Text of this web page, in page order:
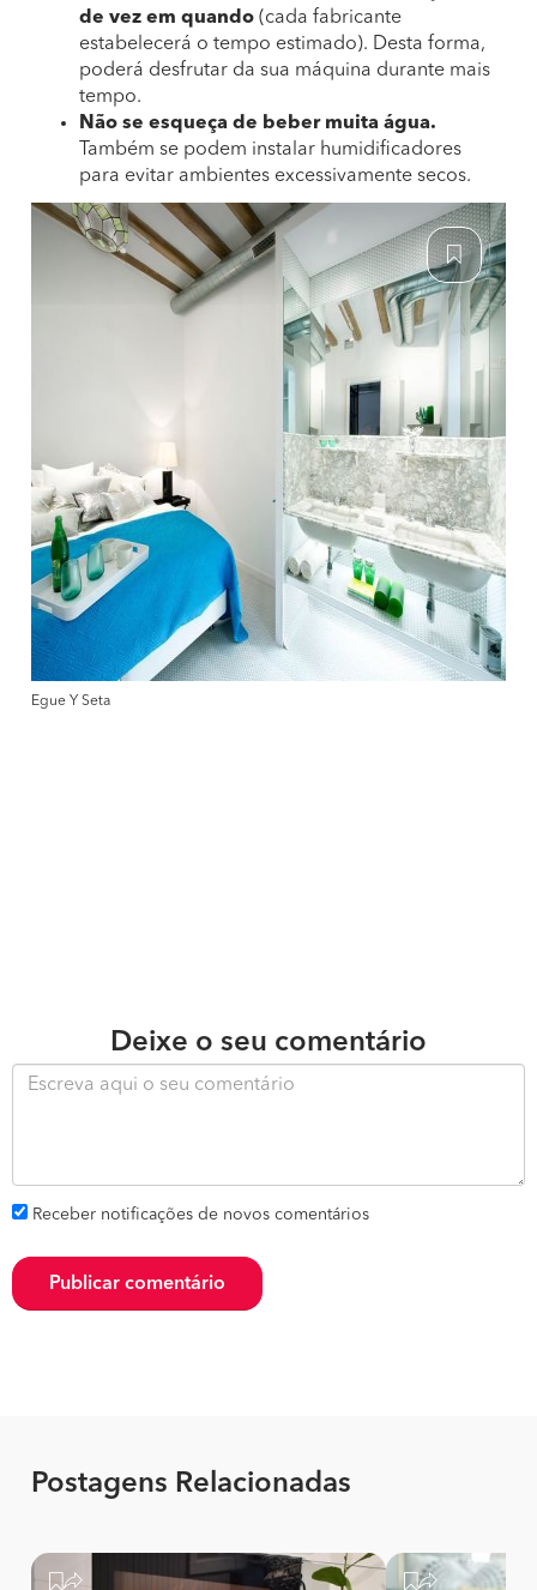
de vez em quando (cada fabricante
estabelecerá o tempo estimado). Desta forma,
poderá desfrutar da sua máquina durante mais
tempo.
Não se esqueça de beber muita água.
Também se podem instalar humidificadores
para evitar ambientes excessivamente secos.
Egue Y Seta
Deixe o seu comentário
Receber notificações de novos comentários
Publicar comentário
Postagens Relacionadas